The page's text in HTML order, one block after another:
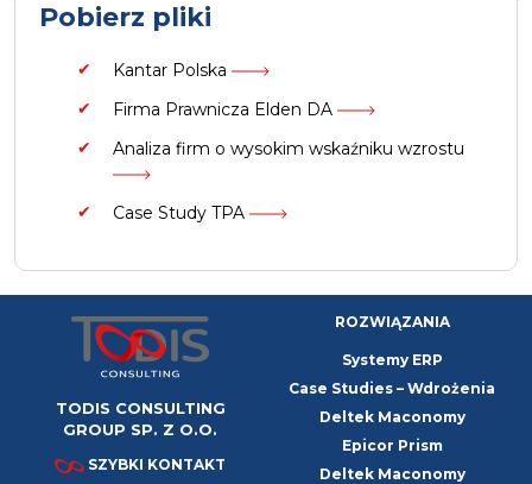
Pobierz pliki
Kantar Polska
Firma Prawnicza Elden DA
Analiza firm o wysokim wskaźniku wzrostu
Case Study TPA
TODIS CONSULTING
GROUP SP. Z O.O.
SZYBKI KONTAKT
ROZWIĄZANIA
Systemy ERP
Case Studies – Wdrożenia
Deltek Maconomy
Epicor Prism
Deltek Maconomy